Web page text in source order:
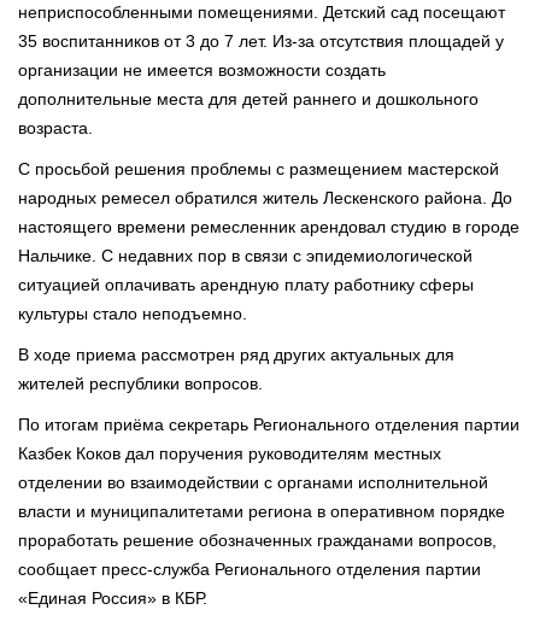
неприспособленными помещениями. Детский сад посещают
35 воспитанников от 3 до 7 лет. Из-за отсутствия площадей у
организации не имеется возможности создать
дополнительные места для детей раннего и дошкольного
возраста.
С просьбой решения проблемы с размещением мастерской
народных ремесел обратился житель Лескенского района. До
настоящего времени ремесленник арендовал студию в городе
Нальчике. С недавних пор в связи с эпидемиологической
ситуацией оплачивать арендную плату работнику сферы
культуры стало неподъемно.
В ходе приема рассмотрен ряд других актуальных для
жителей республики вопросов.
По итогам приёма секретарь Регионального отделения партии
Казбек Коков дал поручения руководителям местных
отделении во взаимодействии с органами исполнительной
власти и муниципалитетами региона в оперативном порядке
проработать решение обозначенных гражданами вопросов,
сообщает пресс-служба Регионального отделения партии
«Единая Россия» в КБР.